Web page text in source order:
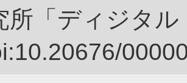
所「ディジタ